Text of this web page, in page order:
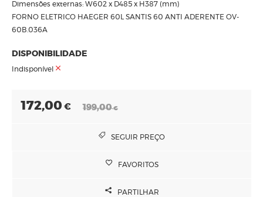
Dimensões externas: W602 x D485 x H387 (mm)
FORNO ELETRICO HAEGER 60L SANTIS 60 ANTI ADERENTE OV-
60B.036A
DISPONIBILIDADE
Indisponível
172,00 € 199,00€
SEGUIR PREÇO
FAVORITOS
PARTILHAR